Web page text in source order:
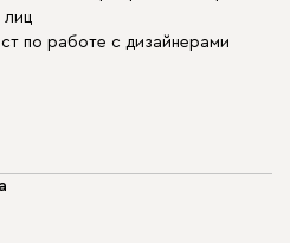
по работе с дизайнерами